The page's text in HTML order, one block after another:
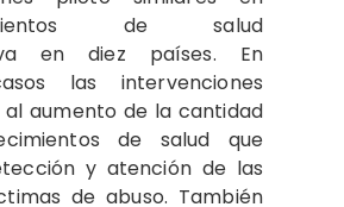
de salud
en diez países. En
las intervenciones
al aumento de la cantidad
de salud que
y atención de las
de abuso. También